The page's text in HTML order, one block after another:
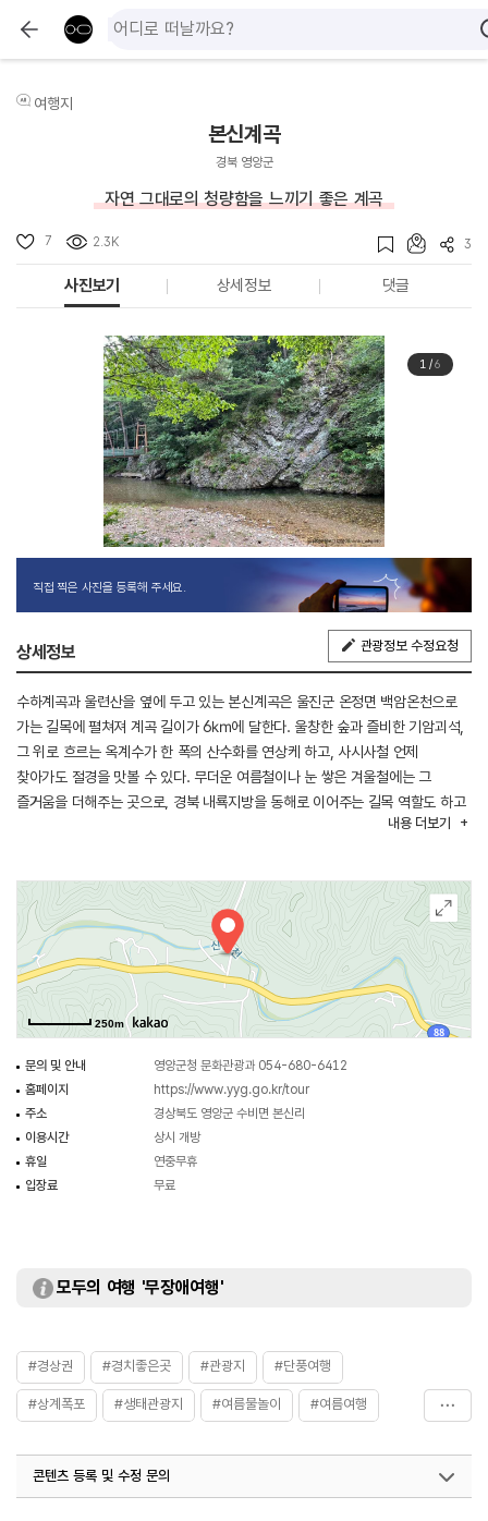
여행지
본신계곡
경북 영양군
자연 그대로의 청량함을 느끼기 좋은 계곡
7 2.3K 3
사진보기 상세정보 댓글
1/6
직접 찍은 사진을 등록해 주세요.
상세정보 관광정보 수정요청
수하계곡과 울련산을 옆에 두고 있는 본신계곡은 울진군 온정면 백암온천으로
가는 길목에 펼쳐져 계곡 길이가 6㎞에 달한다. 울창한 숲과 즐비한 기암괴석,
그 위로 흐르는 옥계수가 한 폭의 산수화를 연상케 하고, 사시사철 언제
찾아가도 절경을 맛볼 수 있다. 무더운 여름철이나 눈 쌓은 겨울철에는 그
즐거움을 더해주는 곳으로, 경북 내룍지방을 동해로 이어주는 길목 역할도 하고
있어 그대로 차를 몰아 울진으로 가면 푸른 바다가 눈앞에 펼쳐진다.
피서지로, 결실의 가을엔 만산홍엽 화려한 단풍으로, 눈 내린 겨울철엔 셔터를
누르고 싶은 절경을 감상할 수 있다. 본신계곡은 일 년 내내 옷을 갈아입으면
동해바다로 가는 사람들의 발걸음을 잡는다.
인근 금강소나무생태경영림과 검마산자연휴양림이 있어 피톤치드가 뿜어져
나오는 울창한 숲 속의 삼림욕과 자연과 하나 되는 생태체험도 즐길 수 있다.
내용 더보기
250m
문의 및 안내
영양군청 문화관광과 054-680-6412
홈페이지
https://www.yyg.go.kr/tour
주소
경상북도 영양군 수비면 본신리
이용시간
상시 개방
휴일
연중무휴
입장료
무료
모두의 여행 '무장애여행'
#경상권 #경치좋은곳 #관광지 #단풍여행
#상계폭포 #생태관광지 #여름물놀이 #여름여행
#피서여행
콘텐츠 등록 및 수정 문의